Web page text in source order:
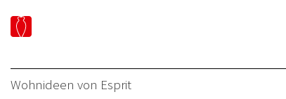
Wohnideen von Esprit